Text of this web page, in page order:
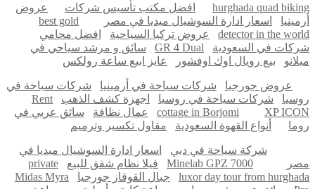
hurghada quad biking افضل مكتب تأسيس شركات
عروض
أرمينيا
اسعار ادارة السوشيال ميديا في مصر
best gold
detector in the world
عروض تركيا السياحية
افضل محامي
شركات في السعودية
GR 4 Dual
سائق و مرشد سياحي في
ميلانو
بيع رويال اوك اوفشور عايز ابيع ساعة رولكس
عروض جورجيا شركات سياحة في أرمينيا
شركات سياحة في
روسيا
شركات سياحة في روسيا اجهزة كشف الذهب
Rent
cottage in Borjomi
XP ICON عمال نظافة
سائق عربي في
روما
أنواع القهوة السعودية مقاول تكسير وترميم
شركة سياحة في دبي
اسعار ادارة السوشيال ميديا في
مصر
Minelab GPZ 7000 فيلا نظام شقق للبيع
private
luxor day tour from hurghada
جبال القوقاز جورجيا
Midas Myra